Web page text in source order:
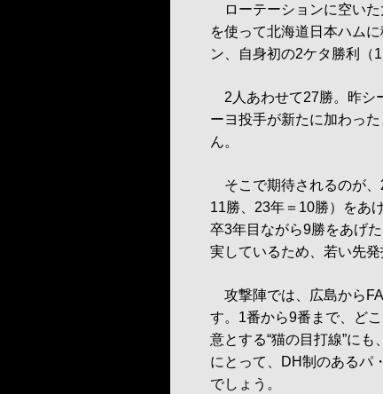
ローテーションに空いた
を使って北海道日本ハム
ン、自身初の2ケタ勝利（
2人あわせて27勝。昨シ
ーヨ投手が新たに加わっ
ん。
そこで期待されるのが、
11勝、23年＝10勝）をあ
卒3年目ながら9勝をあげ
実しているため、若い先
攻撃陣では、広島から
す。1番から9番まで、ど
意とする“猫の目打線”に
にとって、DH制のあるパ
でしょう。